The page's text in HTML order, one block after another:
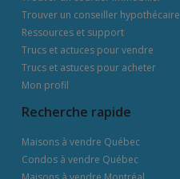
Trouver un conseiller hypothécaire
Ressources et support
Trucs et actuces pour vendre
Trucs et astuces pour acheter
Mon profil
Recherche rapide
Maisons à vendre Québec
Condos à vendre Québec